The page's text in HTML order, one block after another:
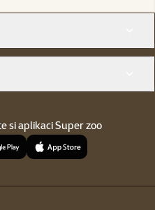
si aplikaci Super zoo